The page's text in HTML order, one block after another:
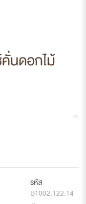
นดอกไม้
รหัส
B1002.122.14